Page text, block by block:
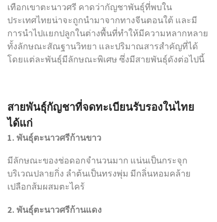
เทือกเขาตะนาวศรี คาดว่ากัญชาพันธุ์ที่พบใน
ประเทศไทยน่าจะถูกนำมาจากทางจีนตอนใต้ และมี
การนำไปแยกปลูกในต่างพื้นที่ทำให้มีความหลากหลาย
ทั้งลักษณะสัณฐานวิทยา และปริมาณสารสำคัญที่ได้
โดยแต่ละพันธุ์มีลักษณะพิเศษ ซึ่งมีสายพันธุ์ดังต่อไปนี้
สายพันธุ์กัญชาที่จดทะเบียนรับรองในไทย
ได้แก่
1. พันธุ์ตะนาวศรีก้านขาว
มีลักษณะของช่อดอกจำนวนมาก แน่นเป็นกระจุก
บริเวณปลายกิ่ง ลำต้นเป็นทรงพุ่ม มีกลิ่นหอมคล้าย
เปลือกส้มผสมตะไคร้
2. พันธุ์ตะนาวศรีก้านแดง